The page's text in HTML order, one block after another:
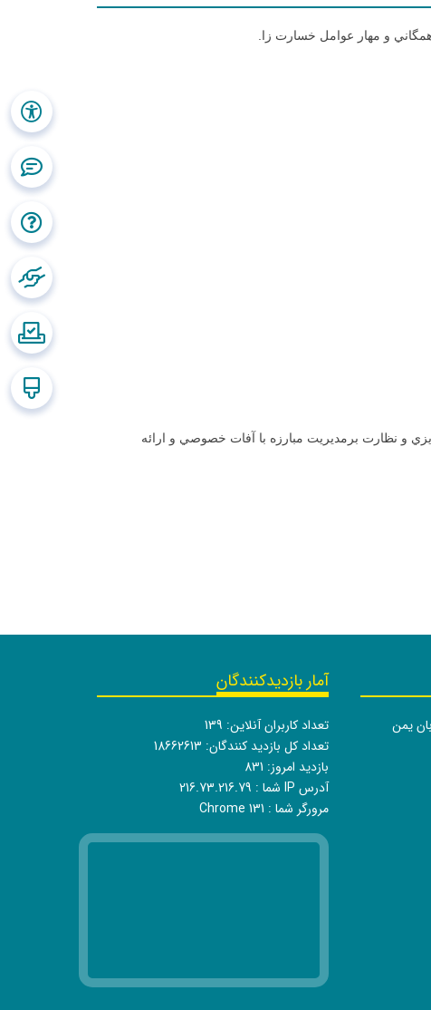
و مهار عوامل خسارت زا.
و نظارت برمديريت مبارزه با آفات خصوصي و ارائه
یمن
آمار بازدیدکنندگان
تعداد کاربران آنلاین: 139
تعداد کل بازدید کنندگان: 18662613
بازدید امروز: 831
آدرس IP شما :
216.73.216.79
مرورگر شما : Chrome 131